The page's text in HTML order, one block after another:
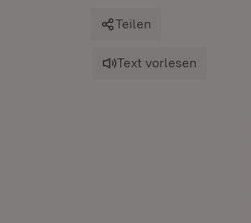
Teilen
Text vorlesen